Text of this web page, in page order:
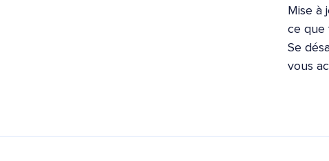
Mise à
ce que
Se
vous